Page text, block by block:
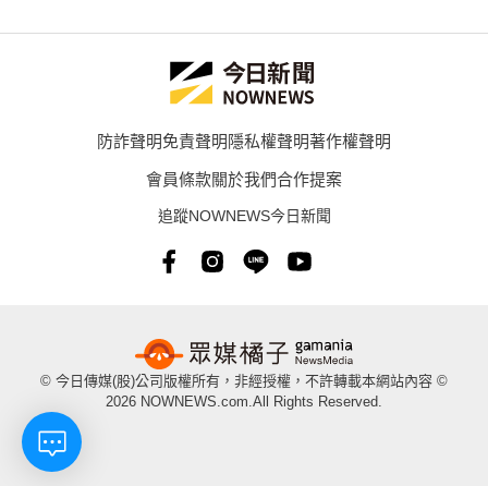
防詐聲明免責聲明隱私權聲明著作權聲明
會員條款關於我們合作提案
追蹤NOWNEWS今日新聞
© 今日傳媒(股)公司版權所有，非經授權，不許轉載本網站內容 ©
2026 NOWNEWS.com.All Rights Reserved.